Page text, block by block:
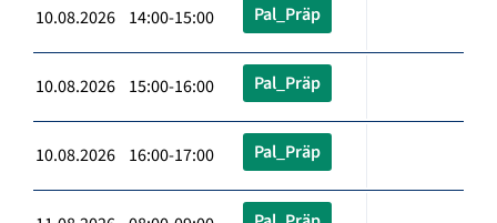
10.08.2026 14:00-15:00 Pal_Präp
10.08.2026 15:00-16:00 Pal_Präp
10.08.2026 16:00-17:00 Pal_Präp